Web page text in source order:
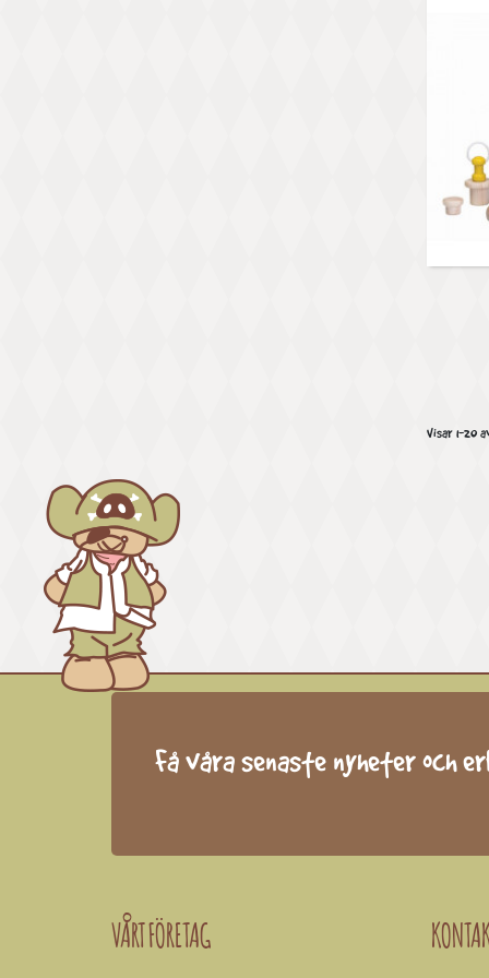
Visar 1-20
Få våra senaste nyheter och
VÅRT FÖRETAG